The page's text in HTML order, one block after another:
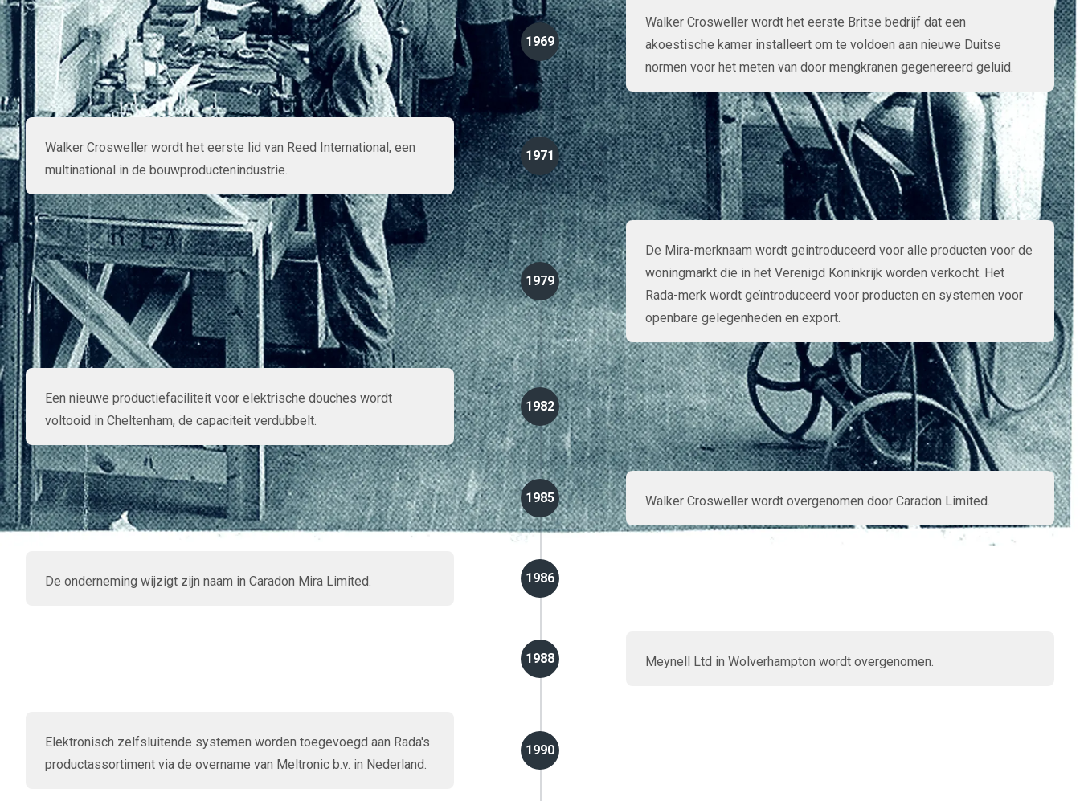
1969
Walker Crosweller wordt het eerste Britse bedrijf dat een
akoestische kamer installeert om te voldoen aan nieuwe Duitse
normen voor het meten van door mengkranen gegenereerd geluid.
1971
Walker Crosweller wordt het eerste lid van Reed International, een
multinational in de bouwproductenindustrie.
1979
De Mira-merknaam wordt geintroduceerd voor alle producten voor de
woningmarkt die in het Verenigd Koninkrijk worden verkocht. Het
Rada-merk wordt geïntroduceerd voor producten en systemen voor
openbare gelegenheden en export.
1982
Een nieuwe productiefaciliteit voor elektrische douches wordt
voltooid in Cheltenham, de capaciteit verdubbelt.
1985 Walker Crosweller wordt overgenomen door Caradon Limited.
1986
De onderneming wijzigt zijn naam in Caradon Mira Limited.
1988 Meynell Ltd in Wolverhampton wordt overgenomen.
1990
Elektronisch zelfsluitende systemen worden toegevoegd aan Rada's
productassortiment via de overname van Meltronic b.v. in Nederland.